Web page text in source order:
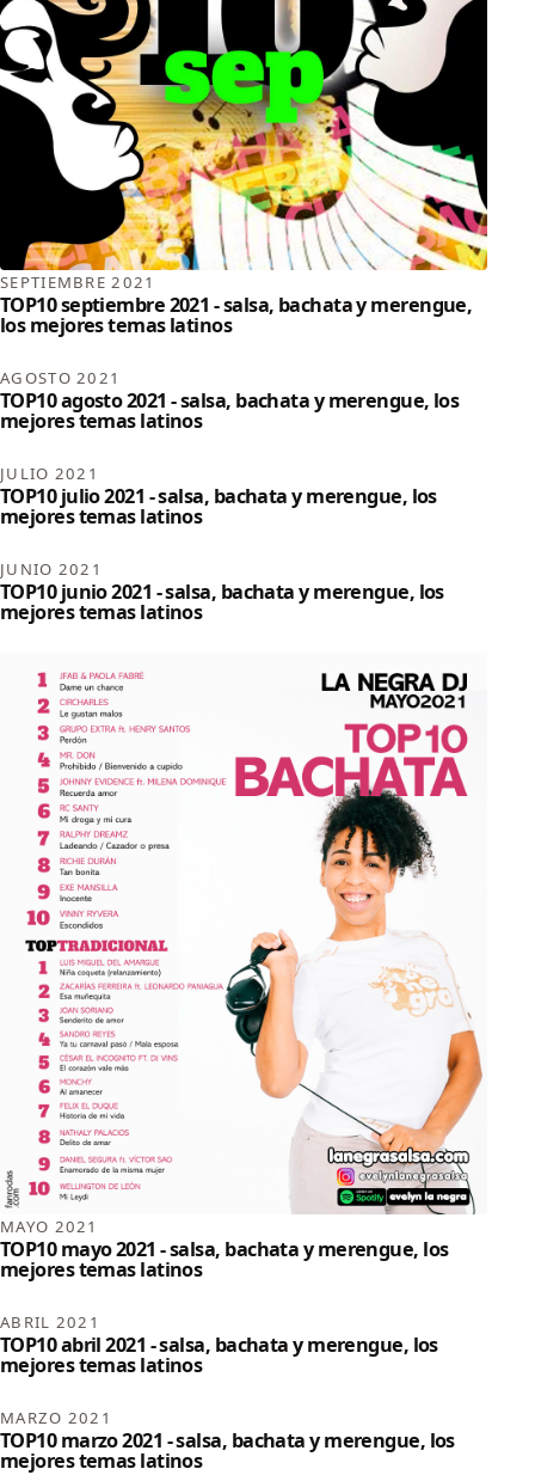
SEPTIEMBRE 2021
TOP10 septiembre 2021 - salsa, bachata y merengue,
los mejores temas latinos
AGOSTO 2021
TOP10 agosto 2021 - salsa, bachata y merengue, los
mejores temas latinos
JULIO 2021
TOP10 julio 2021 - salsa, bachata y merengue, los
mejores temas latinos
JUNIO 2021
TOP10 junio 2021 - salsa, bachata y merengue, los
mejores temas latinos
MAYO 2021
TOP10 mayo 2021 - salsa, bachata y merengue, los
mejores temas latinos
ABRIL 2021
TOP10 abril 2021 - salsa, bachata y merengue, los
mejores temas latinos
MARZO 2021
TOP10 marzo 2021 - salsa, bachata y merengue, los
mejores temas latinos